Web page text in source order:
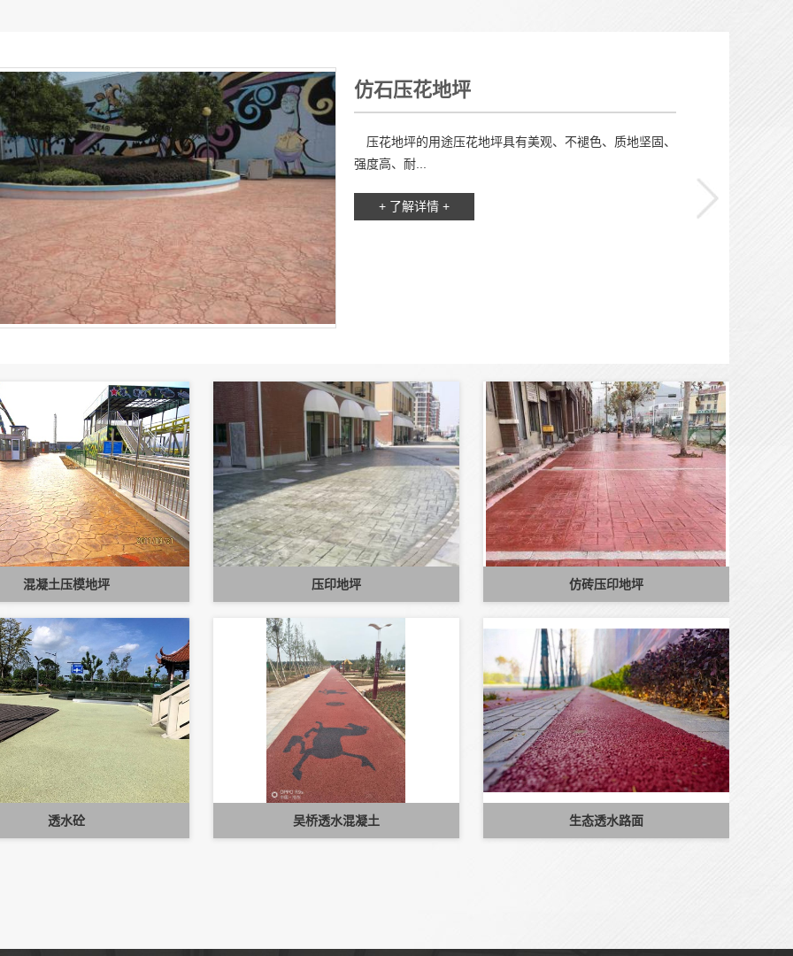
仿石压花地坪
压花地坪的用途压花地坪具有美观、不褪色、质地坚固、
强度高、耐...
+ 了解详情 +
混凝土压模地坪 压印地坪 仿砖压印地坪
透水砼 吴桥透水混凝土 生态透水路面